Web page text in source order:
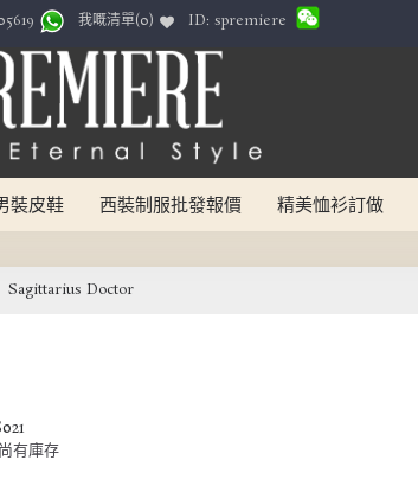
我嘅清單(0) ID: spremiere
裝皮鞋 西裝制服批發報價 精美恤衫訂做
Sagittarius Doctor
尚有庫存